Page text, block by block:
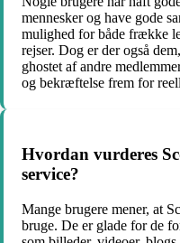
mennesker og have gode
mulighed for både frække
rejser. Dog er der også
ghostet af andre
og bekræftelse frem for
Hvordan vurderes
service?
Mange brugere mener, at
bruge. De er glade for de